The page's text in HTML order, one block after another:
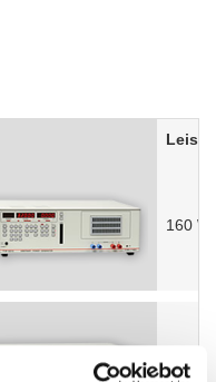
160
1500